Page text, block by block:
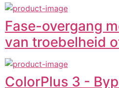
Fase-overgang
van troebelheid
ColorPlus 3 -